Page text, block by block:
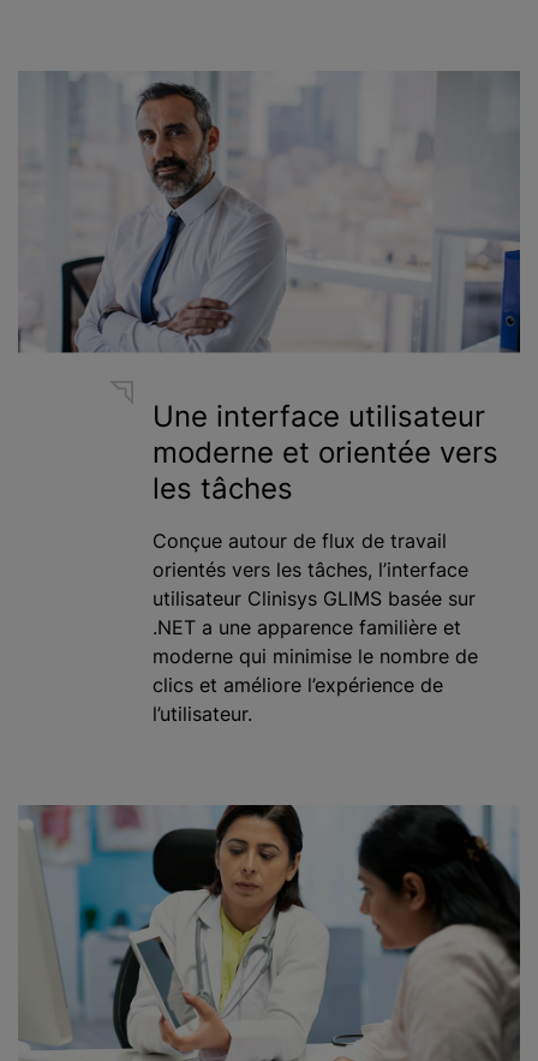
Une interface utilisateur
moderne et orientée vers
les tâches
Conçue autour de flux de travail
orientés vers les tâches, l’interface
utilisateur Clinisys GLIMS basée sur
.NET a une apparence familière et
moderne qui minimise le nombre de
clics et améliore l’expérience de
l’utilisateur.